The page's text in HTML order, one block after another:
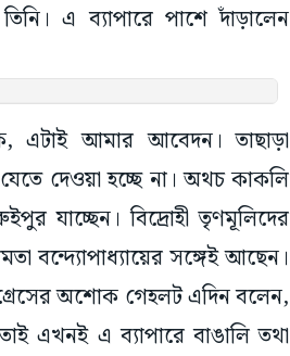
এ ব্যাপারে পাশে দাঁড়ালেন
এটাই আমার আবেদন। তাছাড়া
যেতে দেওয়া হচ্ছে না। অথচ কাকলি
যাচ্ছেন। বিদ্রোহী তৃণমূলিদের
বন্দ্যোপাধ্যায়ের সঙ্গেই আছেন।
অশোক গেহলট এদিন বলেন,
এখনই এ ব্যাপারে বাঙালি তথা